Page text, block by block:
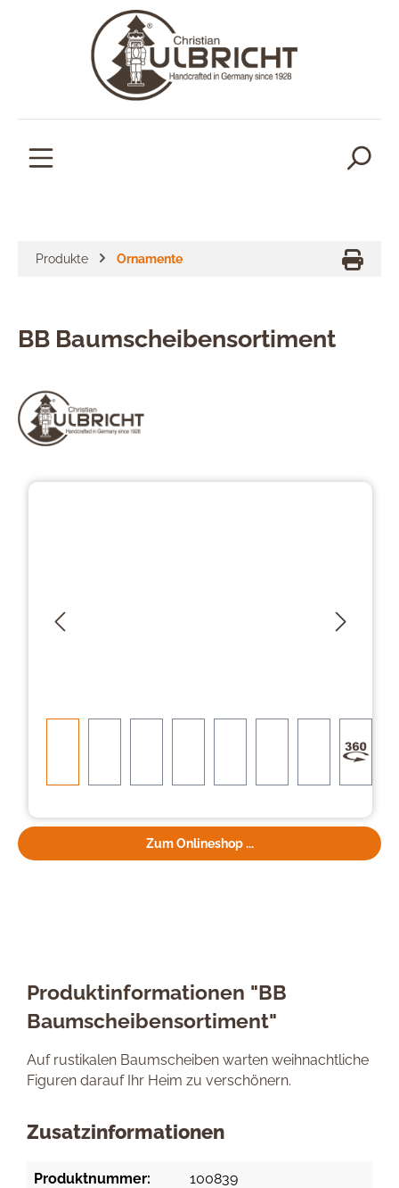
Produkte Ornamente
BB Baumscheibensortiment
Zum Onlineshop ...
Produktinformationen "BB
Baumscheibensortiment"
Auf rustikalen Baumscheiben warten weihnachtliche
Figuren darauf Ihr Heim zu verschönern.
Zusatzinformationen
Produktnummer: 100839